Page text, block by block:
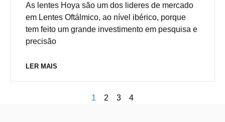
As lentes Hoya são um dos lideres de mercado
em Lentes Oftálmico, ao nível ibérico, porque
tem feito um grande investimento em pesquisa e
precisão
LER MAIS
1 2 3 4